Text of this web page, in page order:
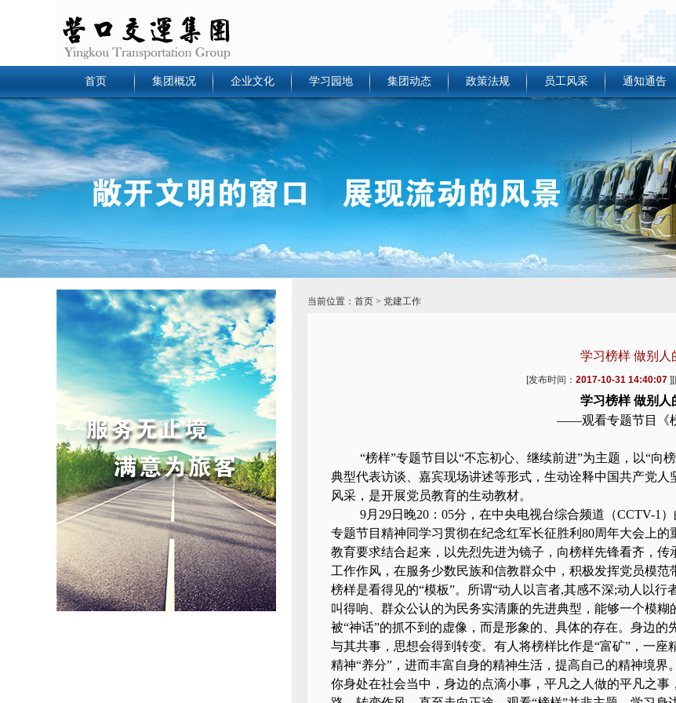
首页 集团概况 企业文化 学习园地 集团动态 政策法规 员工风采 通知通告
当前位置： 首页 > 党建工作
学习榜样 做别人
[发布时间： 2017-10-31 14:40:07
学习榜样 做别人
——观看专题节目《
“榜样”专题节目以“不忘初心、继续前进”为主题，以“向
典型代表访谈、嘉宾现场讲述等形式，生动诠释中国共产党
风采，是开展党员教育的生动教材。
9月29日晚20：05分，在中央电视台综合频道（CCTV-1
专题节目精神同学习贯彻在纪念红军长征胜利80周年大会上
教育要求结合起来，以先烈先进为镜子，向榜样先锋看齐，
工作作风，在服务少数民族和信教群众中，积极发挥党员模范
榜样是看得见的“模板”。所谓“动人以言者,其感不深;动人以行
叫得响、群众公认的为民务实清廉的先进典型，能够一个模糊
被“神话”的抓不到的虚像，而是形象的、具体的存在。身边的
与其共事，思想会得到转变。有人将榜样比作是“富矿”，一座
精神“养分”，进而丰富自身的精神生活，提高自己的精神境
你身处在社会当中，身边的点滴小事，平凡之人做的平凡之